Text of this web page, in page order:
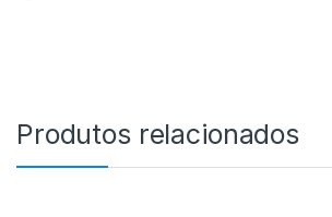
Produtos relacionados